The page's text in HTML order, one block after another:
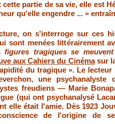
cette partie de sa vie, elle est
qu'elle engendre ... »
on s'interroge sur ces
sont menées littérairement
figures tragiques se
aux Cahiers du Cinémasur
du tragique». Le
une
freudiens — Marie
(qui ont psychanalysé
elle était l'amie. Dès 1923
de l'origine de